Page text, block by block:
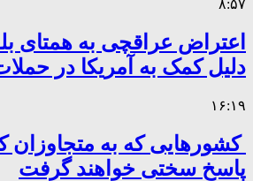
۸:۵۷
اعتراض عراقچی به همتای
دلیل کمک به آمریکا در
۱۶:۱۹
کشورهایی که به متجاوزان
پاسخ سختی خواهند گرفت